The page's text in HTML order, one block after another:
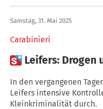
Carabinieri
Samstag, 31. Mai 2025
 Leifers: Drogen
In den vergangenen
Leifers intensive
Kleinkriminalität durch.